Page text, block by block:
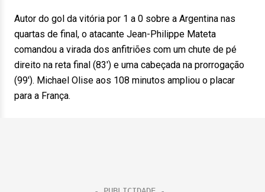
Autor do gol da vitória por 1 a 0 sobre a Argentina nas
quartas de final, o atacante Jean-Philippe Mateta
comandou a virada dos anfitriões com um chute de pé
direito na reta final (83′) e uma cabeçada na prorrogação
(99′). Michael Olise aos 108 minutos ampliou o placar
para a França.